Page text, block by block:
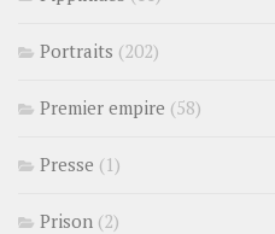
Portraits (202)
Premier empire (58)
Presse (1)
Prison (2)